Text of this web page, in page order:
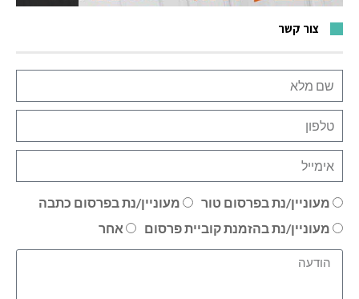
צור קשר
מעוניין/נת בפרסום טור
מעוניין/נת בפרסום כתבה
מעוניין/נת בהזמנת קוביית פרסום
אחר